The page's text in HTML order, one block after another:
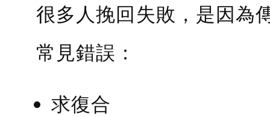
很多人挽回失敗，是因為
常見錯誤：
求復合